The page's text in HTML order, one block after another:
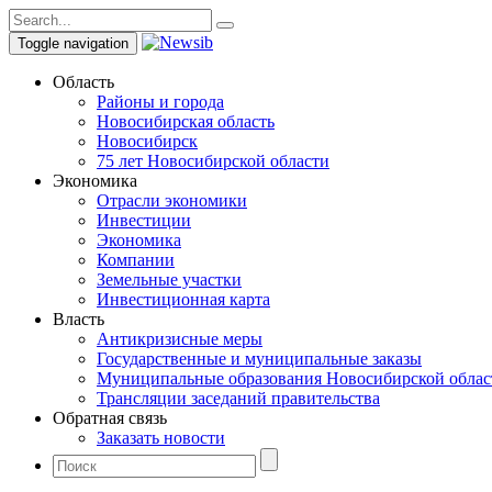
Toggle navigation
Область
Районы и города
Новосибирская область
Новосибирск
75 лет Новосибирской области
Экономика
Отрасли экономики
Инвестиции
Экономика
Компании
Земельные участки
Инвестиционная карта
Власть
Антикризисные меры
Государственные и муниципальные заказы
Муниципальные образования Новосибирской
Трансляции заседаний правительства
Обратная связь
Заказать новости